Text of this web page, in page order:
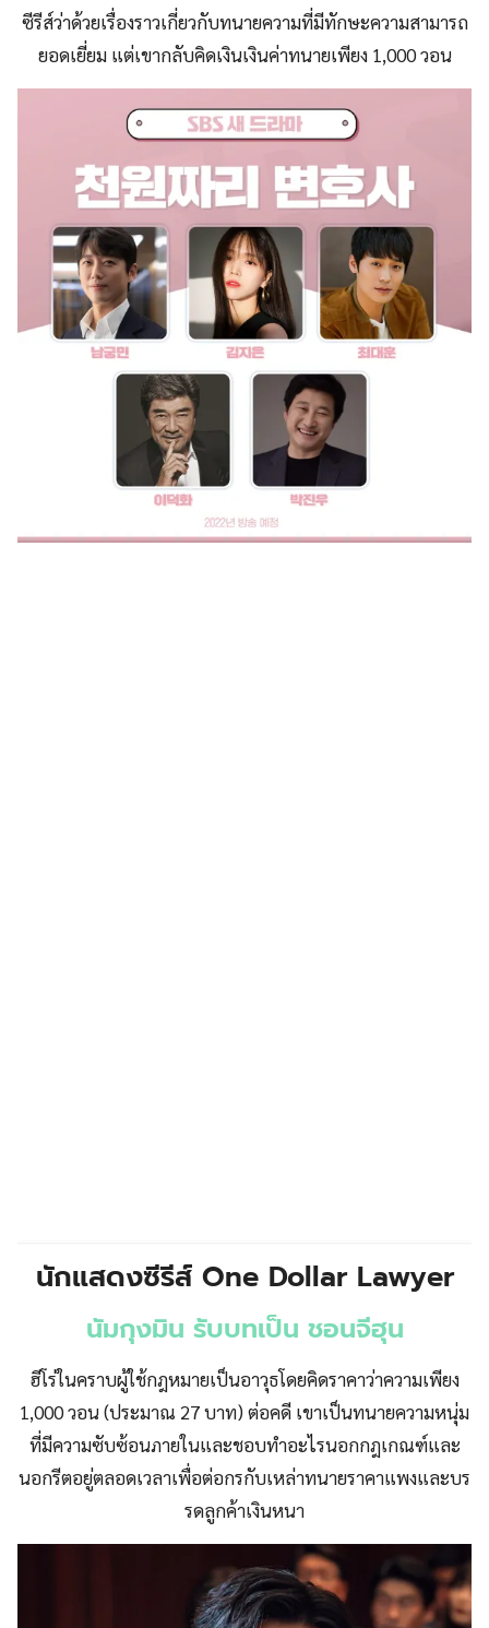
ซีรีส์ว่าด้วยเรื่องราวเกี่ยวกับทนายความที่มีทักษะความสามารถ
ยอดเยี่ยม แต่เขากลับคิดเงินเงินค่าทนายเพียง 1,000 วอน
นักแสดงซีรีส์ One Dollar Lawyer
นัมกุงมิน รับบทเป็น ชอนจีฮุน
ฮีโร่ในคราบผู้ใช้กฎหมายเป็นอาวุธโดยคิดราคาว่าความเพียง
1,000 วอน (ประมาณ 27 บาท) ต่อคดี เขาเป็นทนายความหนุ่ม
ที่มีความซับซ้อนภายในและชอบทำอะไรนอกกฎเกณฑ์และ
นอกรีตอยู่ตลอดเวลาเพื่อต่อกรกับเหล่าทนายราคาแพงและบร
รดลูกค้าเงินหนา